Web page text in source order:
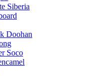
Siberia
Doohan
Soco